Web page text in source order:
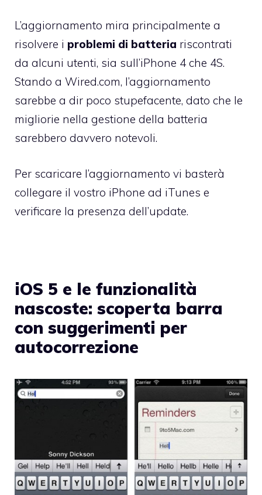
L’aggiornamento mira principalmente a
risolvere i problemi di batteria riscontrati
da alcuni utenti, sia sull’iPhone 4 che 4S.
Stando a Wired.com, l’aggiornamento
sarebbe a dir poco stupefacente, dato che le
migliorie nella gestione della batteria
sarebbero davvero notevoli.
Per scaricare l’aggiornamento vi basterà
collegare il vostro iPhone ad iTunes e
verificare la presenza dell’update.
iOS 5 e le funzionalità
nascoste: scoperta barra
con suggerimenti per
autocorrezione